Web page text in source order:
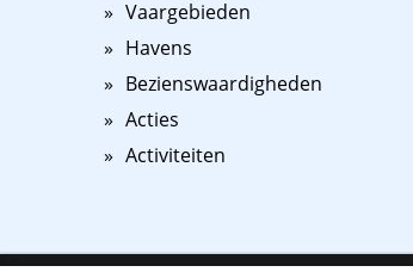
Vaargebieden
Havens
Bezienswaardigheden
Acties
Activiteiten